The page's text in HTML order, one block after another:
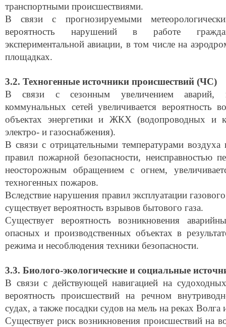
транспортными происшествиями.
В связи с прогнозируемыми
вероятность нарушений в работе
экспериментальной авиации, в том числе на
площадках.
3.2. Техногенные источники происшествий (ЧС)
В связи с сезонным увеличением аварий,
коммунальных сетей увеличивается вероятность
объектах энергетики и ЖКХ (водопроводных и
электро- и газоснабжения).
В связи с отрицательными температурами
правил пожарной безопасности, неисправностью
неосторожным обращением с огнем,
техногенных пожаров.
Вследствие нарушения правил эксплуатации
существует вероятность взрывов бытового газа.
Существует вероятность возникновения
опасных и производственных объектах в
режима и несоблюдения техники безопасности.
3.3. Биолого-экологические и социальные
В связи с действующей навигацией на
вероятность происшествий на речном
судах, а также посадки судов на мель на реках Волга
Существует риск возникновения происшествий на